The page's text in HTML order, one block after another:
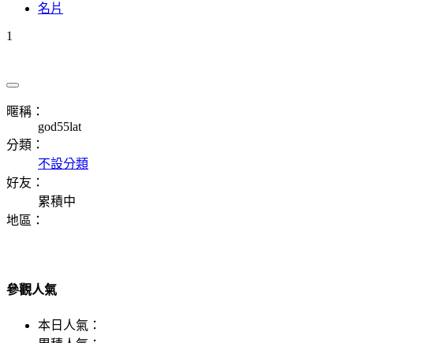
名片
1
暱稱：
god55lat
分類：
不設分類
好友：
累積中
地區：
參觀人氣
本日人氣：